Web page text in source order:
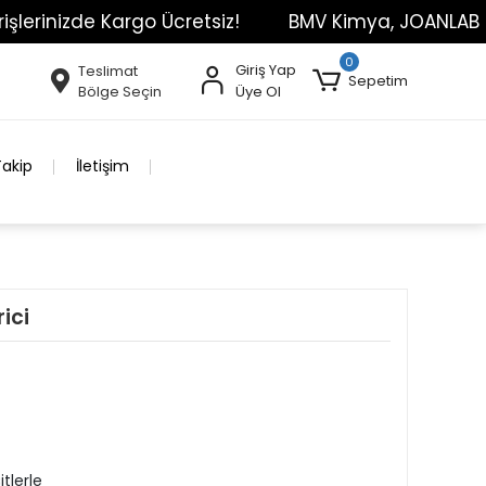
Kargo Ücretsiz! BMV Kimya, JOANLAB
Teslimat
Bölge Seçin
Giriş Yap
Üye Ol
0
Sepetim
İletişim